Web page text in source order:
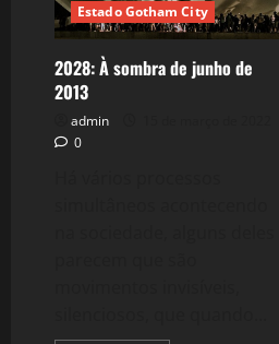
Estado Gotham City
2028: À sombra de junho de
2013
admin
0